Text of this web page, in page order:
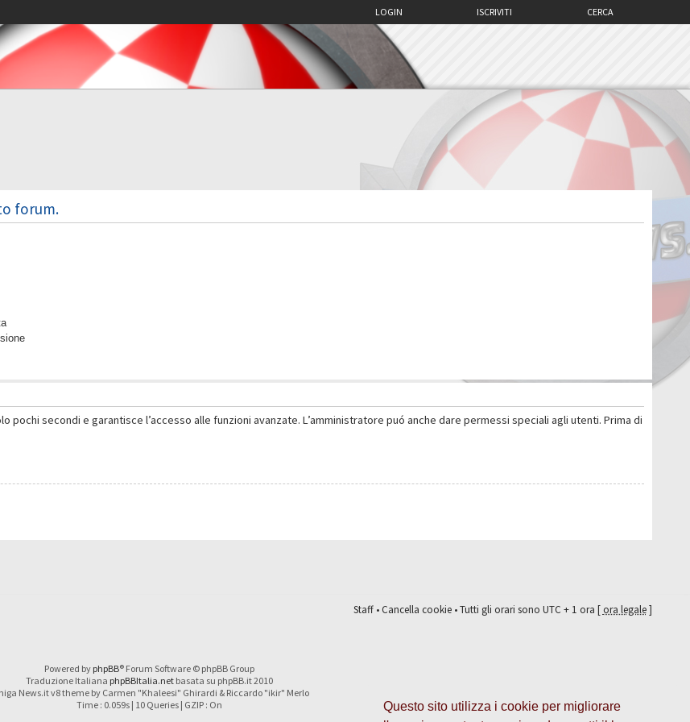
Questo sito utilizza i cookie per migliorare
CERCA
ISCRIVITI
LOGIN
forum.
secondi e garantisce l’accesso alle funzioni avanzate. L’amministratore puó anche dare permessi speciali agli utenti. Prima di
Staff•Cancella cookie• Tutti gli orari sono UTC + 1 ora [ora legale]
Powered by phpBB® Forum Software © phpBB Group
Traduzione Italiana phpBBItalia.netbasata su phpBB.it 2010
News.it v8 theme by Carmen "Khaleesi" Ghirardi & Riccardo "ikir" Merlo
Time : 0.059s | 10 Queries | GZIP : On